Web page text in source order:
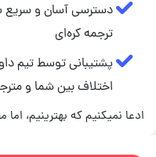
دسترسی آسان و سریع
ترجمه کره‌ای
پشتیبانی توسط تیم
اختلاف بین شما و
ادعا نمیکنیم که بهترینیم، اما